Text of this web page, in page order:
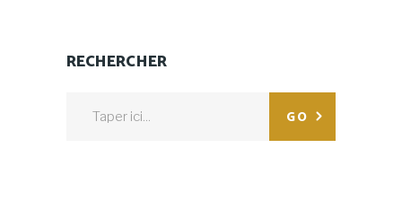
RECHERCHER
GO